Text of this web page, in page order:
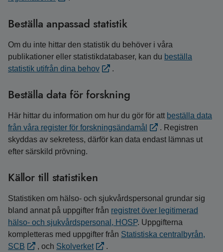
Beställa anpassad statistik
Om du inte hittar den statistik du behöver i våra
publikationer eller statistikdatabaser, kan du beställa
statistik utifrån dina behov
.
Beställa data för forskning
Här hittar du information om hur du gör för att beställa data
från våra register för forskningsändamål
. Registren
skyddas av sekretess, därför kan data endast lämnas ut
efter särskild prövning.
Källor till statistiken
Statistiken om hälso- och sjukvårdspersonal grundar sig
bland annat på uppgifter från registret över legitimerad
hälso- och sjukvårdspersonal, HOSP. Uppgifterna
kompletteras med uppgifter från Statistiska centralbyrån,
SCB
, och Skolverket .